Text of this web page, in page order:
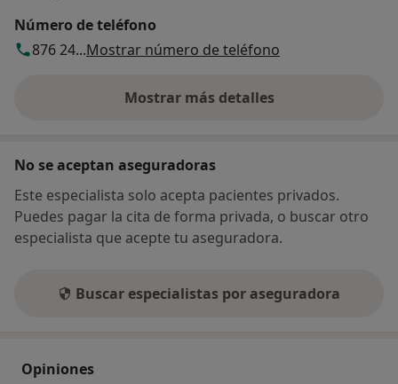
Número de teléfono
876 24...Mostrar número de teléfono
Mostrar más detalles
sobre la dirección
No se aceptan aseguradoras
Este especialista solo acepta pacientes privados.
Puedes pagar la cita de forma privada, o buscar otro
especialista que acepte tu aseguradora.
Buscar especialistas por aseguradora
Opiniones